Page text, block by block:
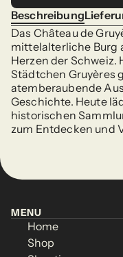
Beschreibung
Beschreibung
Das Château de
mittelalterliche Burg
Herzen der
Städtchen Gruyères
atemberaubende
Geschichte. Heute
historischen
zum Entdecken und
MENU
Home
MENU
Home
Home
Shop